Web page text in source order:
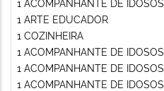
1 ACOMPANHANTE DE IDOSOS
1 ARTE EDUCADOR
1 COZINHEIRA
1 ACOMPANHANTE DE IDOSOS
1 ACOMPANHANTE DE IDOSOS
1 ACOMPANHANTE DE IDOSOS